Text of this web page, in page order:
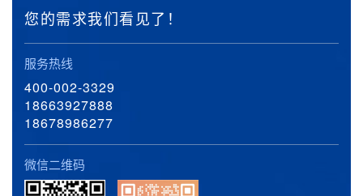
您的需求我们看见了！
服务热线
400-002-3329
18663927888
18678986277
微信二维码